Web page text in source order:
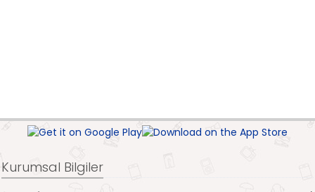
Kurumsal Bilgiler